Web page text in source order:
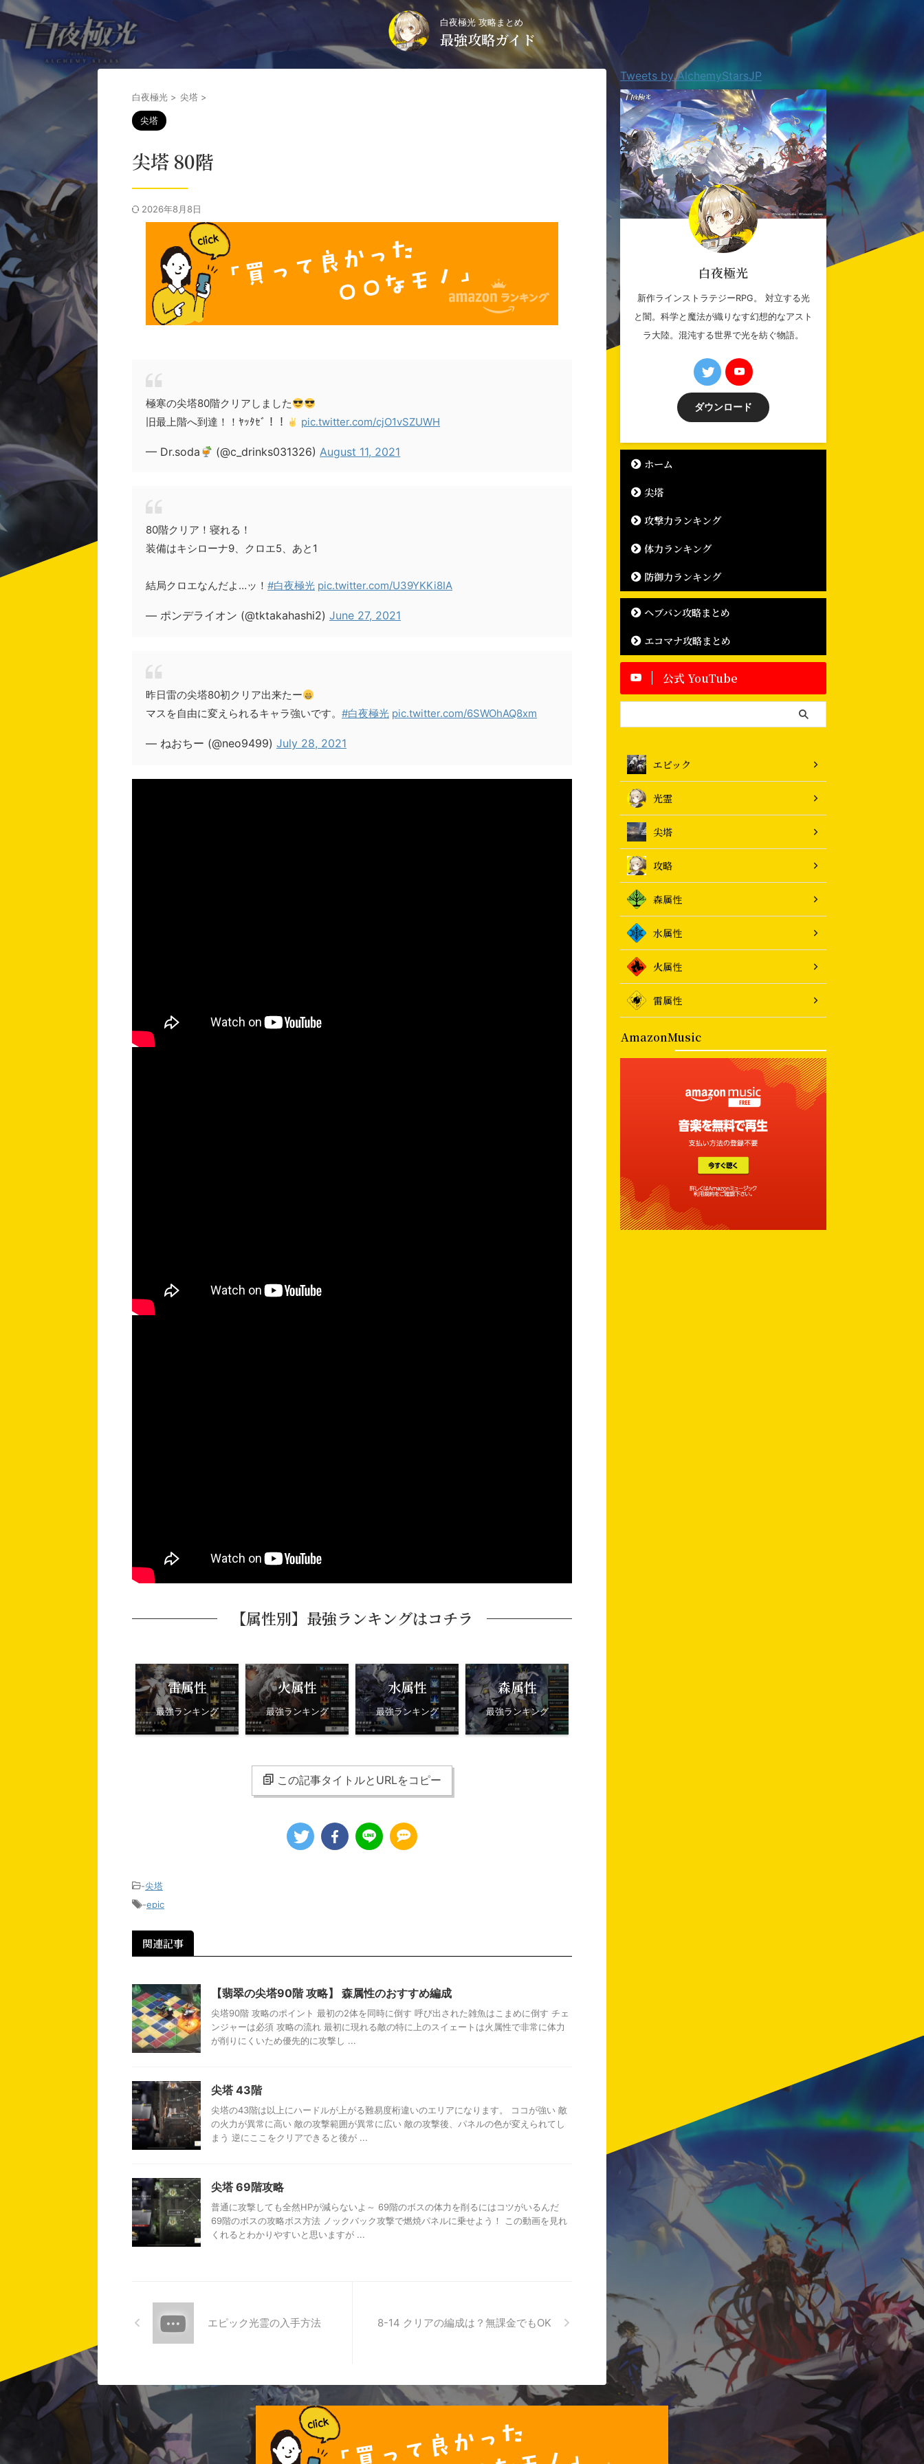
白夜極光 攻略まとめ
最強攻略ガイド
白夜極光 > 尖塔 >
尖塔
尖塔 80階
2026年8月8日
極寒の尖塔80階クリアしました
旧最上階へ到達！！ﾔｯﾀｾﾞ！！
pic.twitter.com/cjO1vSZUWH
— Dr.soda (@c_drinks031326)August 11, 2021
80階クリア！寝れる！
装備はキシローナ9、クロエ5、あと1
結局クロエなんだよ…ッ！ #白夜極光 pic.twitter.com/U39YKKi8IA
— ポンデライオン (@tktakahashi2) June 27, 2021
昨日雷の尖塔80初クリア出来たー
マスを自由に変えられるキャラ強いです。 #白夜極光 pic.twitter.com/6SWOhAQ8xm
— ねおちー (@neo9499) July 28, 2021
【属性別】最強ランキングはコチラ
雷属性
最強ランキング
火属性
最強ランキング
水属性
最強ランキング
森属性
最強ランキング
この記事タイトルとURLをコピー
-尖塔
-epic
関連記事
【翡翠の尖塔90階 攻略】 森属性のおすすめ編成
尖塔90階 攻略のポイント 最初の2体を同時に倒す 呼び出された雑魚はこまめに倒す チェ
ンジャーは必須 攻略の流れ 最初に現れる敵の特に上のスイェートは火属性で非常に体力
が削りにくいため優先的に攻撃し ...
尖塔 43階
尖塔の43階は以上にハードルが上がる難易度桁違いのエリアになります。 ココが強い 敵
の火力が異常に高い 敵の攻撃範囲が異常に広い 敵の攻撃後、パネルの色が変えられてし
まう 逆にここをクリアできると後が ...
尖塔 69階攻略
普通に攻撃しても全然HPが減らないよ～ 69階のボスの体力を削るにはコツがいるんだ
69階のボスの攻略ボス方法 ノックバック攻撃で燃焼パネルに乗せよう！ この動画を見れ
くれるとわかりやすいと思いますが ...
エピック光霊の入手方法 8-14 クリアの編成は？無課金でもOK
Tweets by AlchemyStarsJP
白夜極光
新作ラインストラテジーRPG。 対立する光
と闇。科学と魔法が織りなす幻想的なアスト
ラ大陸。混沌する世界で光を紡ぐ物語。
ダウンロード
ホーム
尖塔
攻撃力ランキング
体力ランキング
防御力ランキング
ヘブバン攻略まとめ
エコマナ攻略まとめ
公式 YouTube
エピック
光霊
尖塔
攻略
森属性
水属性
火属性
雷属性
AmazonMusic